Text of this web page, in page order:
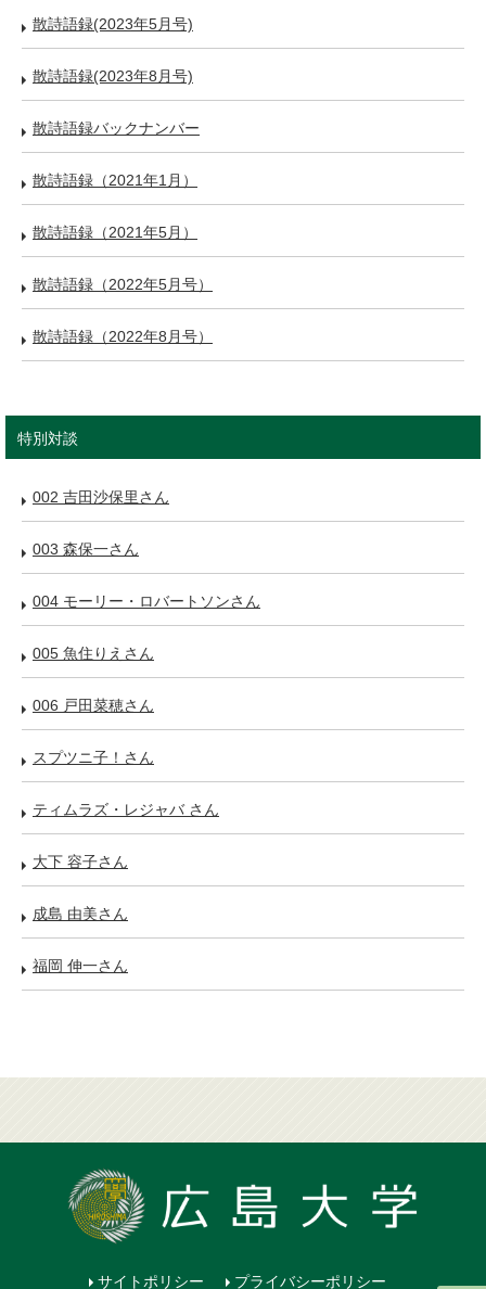
散詩語録(2023年5月号)
散詩語録(2023年8月号)
散詩語録バックナンバー
散詩語録（2021年1月）
散詩語録（2021年5月）
散詩語録（2022年5月号）
散詩語録（2022年8月号）
特別対談
002 吉田沙保里さん
003 森保一さん
004 モーリー・ロバートソンさん
005 魚住りえさん
006 戸田菜穂さん
スプツニ子！さん
ティムラズ・レジャバ さん
大下 容子さん
成島 由美さん
福岡 伸一さん
サイトポリシー プライバシーポリシー